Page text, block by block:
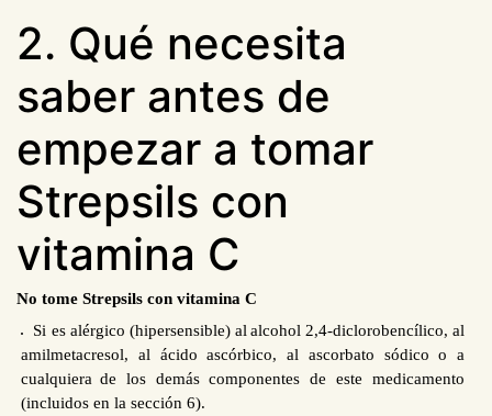
2. Qué necesita
saber antes de
empezar a tomar
Strepsils con
vitamina C
No tome Strepsils con vitamina C
Si es alérgico (hipersensible) alalcohol 2,4-diclorobencílico, al
amilmetacresol, al ácido ascórbico, al ascorbato sódico o a
cualquiera de los demás componentes de este medicamento
(incluidos en la sección 6).